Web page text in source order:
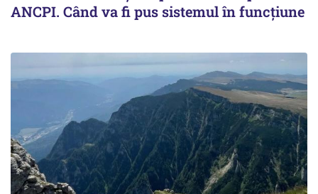
ANCPI. Când va fi pus sistemul în funcțiune